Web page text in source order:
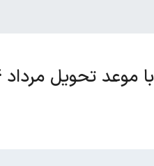
تحویل مرداد 1404